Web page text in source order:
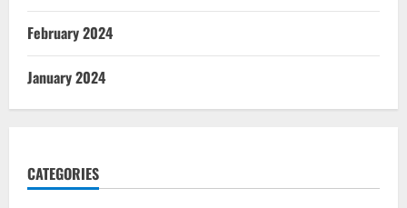
February 2024
January 2024
CATEGORIES